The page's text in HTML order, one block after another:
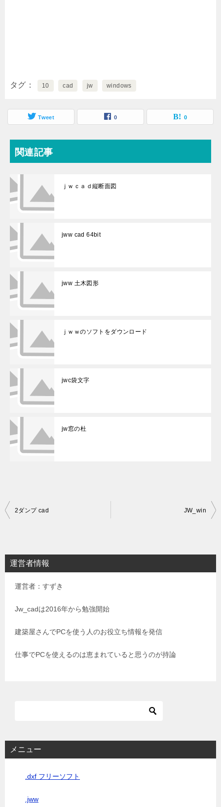
タグ 10 cad jw windows
Tweet 0 0
関連記事
ｊｗｃａｄ縦断面図
jww cad 64bit
jww 土木図形
ｊｗｗのソフトをダウンロード
jwc袋文字
jw窓の杜
投
ビ
ゲ
2ダンプ cad JW_win
運営者情報
運営者：すずき
Jw_cadは2016年から勉強開始
建築屋さんでPCを使う人のお役立ち情報を発信
仕事でPCを使えるのは恵まれていると思うのが持論
メニュー
.dxf フリーソフト
.jww